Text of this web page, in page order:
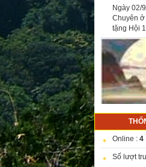
tặng Hội
CÔNG
KHÁNH
DANH
TÀI
Online : 4
Số lượt